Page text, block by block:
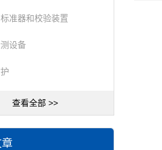
准器和校验装置
设备
查看全部 >>